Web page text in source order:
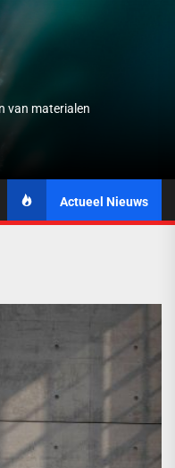
van materialen
Actueel Nieuws